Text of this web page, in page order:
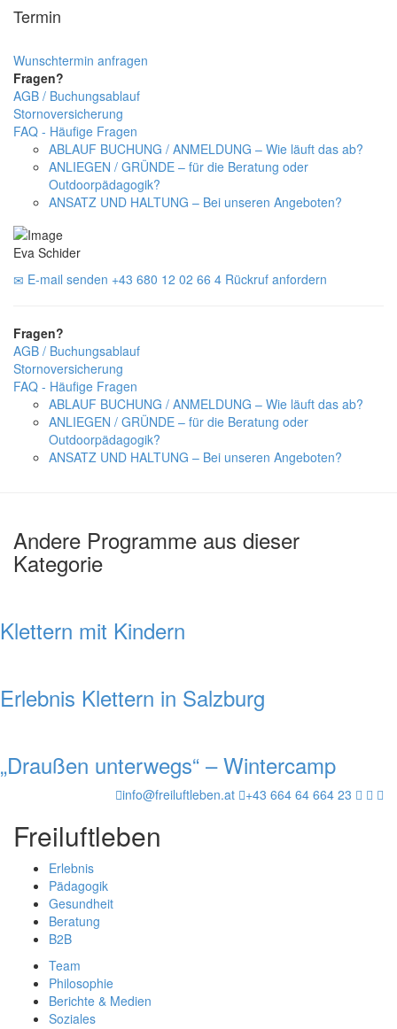
Termin
Wunschtermin anfragen
Fragen?
AGB / Buchungsablauf
Stornoversicherung
FAQ - Häufige Fragen
ABLAUF BUCHUNG / ANMELDUNG – Wie läuft das ab?
ANLIEGEN / GRÜNDE – für die Beratung oder
Outdoorpädagogik?
ANSATZ UND HALTUNG – Bei unseren Angeboten?
Eva Schider
E-mail senden +43 680 12 02 66 4 Rückruf anfordern
Fragen?
AGB / Buchungsablauf
Stornoversicherung
FAQ - Häufige Fragen
ABLAUF BUCHUNG / ANMELDUNG – Wie läuft das ab?
ANLIEGEN / GRÜNDE – für die Beratung oder
Outdoorpädagogik?
ANSATZ UND HALTUNG – Bei unseren Angeboten?
Andere Programme aus dieser
Kategorie
Klettern mit Kindern
Erlebnis Klettern in Salzburg
„Draußen unterwegs“ – Wintercamp
info@freiluftleben.at +43 664 64 664 23
Freiluftleben
Erlebnis
Pädagogik
Gesundheit
Beratung
B2B
Team
Philosophie
Berichte & Medien
Soziales